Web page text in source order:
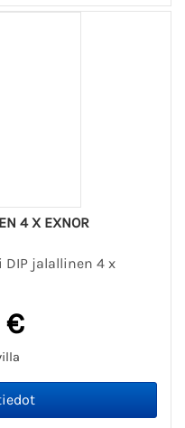
4 X EXNOR
DIP jalallinen 4 x
€